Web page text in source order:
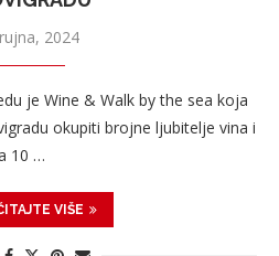
2024
je Wine & Walk by the sea koja
okupiti brojne ljubitelje vina i
10 …
VIŠE